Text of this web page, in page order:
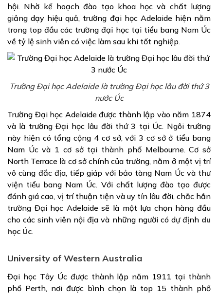
hội. Nhờ kế hoạch đào tạo khoa học và chất lượng
giảng dạy hiệu quả, trường đại học Adelaide hiện nằm
trong top đầu các trường đại học tại tiểu bang Nam Úc
về tỷ lệ sinh viên có việc làm sau khi tốt nghiệp.
Trường Đại học Adelaide là trường Đại học lâu đời thứ 3
nước Úc
Trường Đại học Adelaide được thành lập vào năm 1874
và là trường Đại học lâu đời thứ 3 tại Úc. Ngôi trường
này hiện có tổng cộng 4 cơ sở, với 3 cơ sở ở tiểu bang
Nam Úc và 1 cơ sở tại thành phố Melbourne. Cơ sở
North Terrace là cơ sở chính của trường, nằm ở một vị trí
vô cùng đắc địa, tiếp giáp với bảo tàng Nam Úc và thư
viện tiểu bang Nam Úc. Với chất lượng đào tạo được
đánh giá cao, vị trí thuận tiện và uy tín lâu đời, chắc hẳn
trường Đại học Adelaide sẽ là một lựa chọn hàng đầu
cho các sinh viên nội địa và những người có dự địnhdu
học Úc.
University of Western Australia
Đại học Tây Úc được thành lập năm 1911 tại thành
phố Perth, nơi được bình chọn là top 15 thành phố